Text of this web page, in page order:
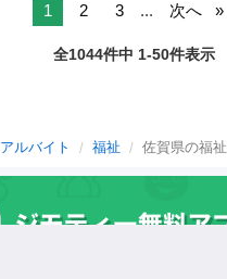
1 2 3 ... 次へ
全1044件中 1-50件表示
アルバイト 福祉 佐賀県の福祉